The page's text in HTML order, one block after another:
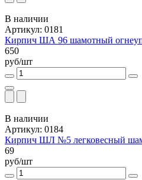
В наличии
Артикул: 0181
Кирпич ША 96 шамотный
650
руб/шт
В наличии
Артикул: 0184
Кирпич ШЛ №5 легковесный
69
руб/шт